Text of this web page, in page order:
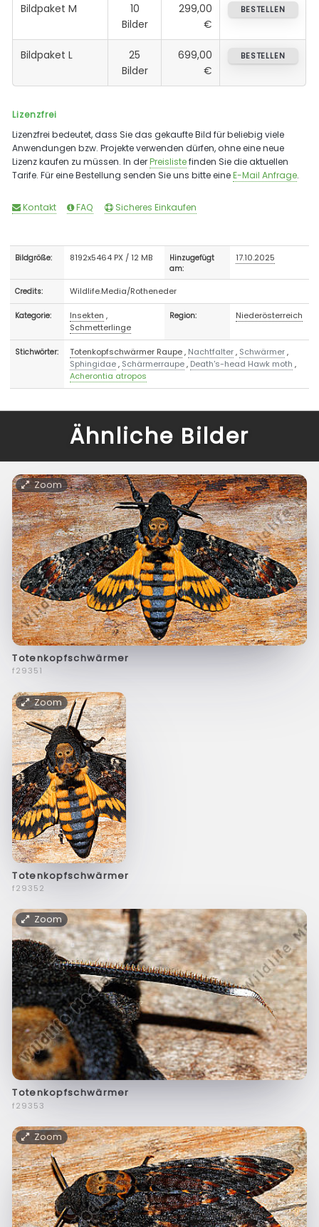
Bildpaket M
10
Bilder
299,00
€
BESTELLEN
Bildpaket L
25
Bilder
699,00
€
BESTELLEN
Lizenzfrei
Lizenzfrei bedeutet, dass Sie das gekaufte Bild für beliebig viele
Anwendungen bzw. Projekte verwenden dürfen, ohne eine neue
Lizenz kaufen zu müssen. In derPreislistefinden Sie die aktuellen
Tarife. Für eine Bestellung senden Sie uns bitte eineE-Mail Anfrage.
Kontakt FAQ Sicheres Einkaufen
Bildgröße: 8192x5464 PX / 12 MB
Hinzugefügt
am:
17.10.2025
Credits: Wildlife.Media/Rotheneder
Kategorie: Insekten ,
Schmetterlinge
Region: Niederösterreich
Stichwörter: Totenkopfschwärmer Raupe, Nachtfalter, Schwärmer,
Sphingidae, Schärmerraupe, Death's-head Hawk moth ,
Acherontia atropos
Ähnliche Bilder
Zoom
Totenkopfschwärmer
f29351
Zoom
Totenkopfschwärmer
f29352
Zoom
Totenkopfschwärmer
f29353
Zoom